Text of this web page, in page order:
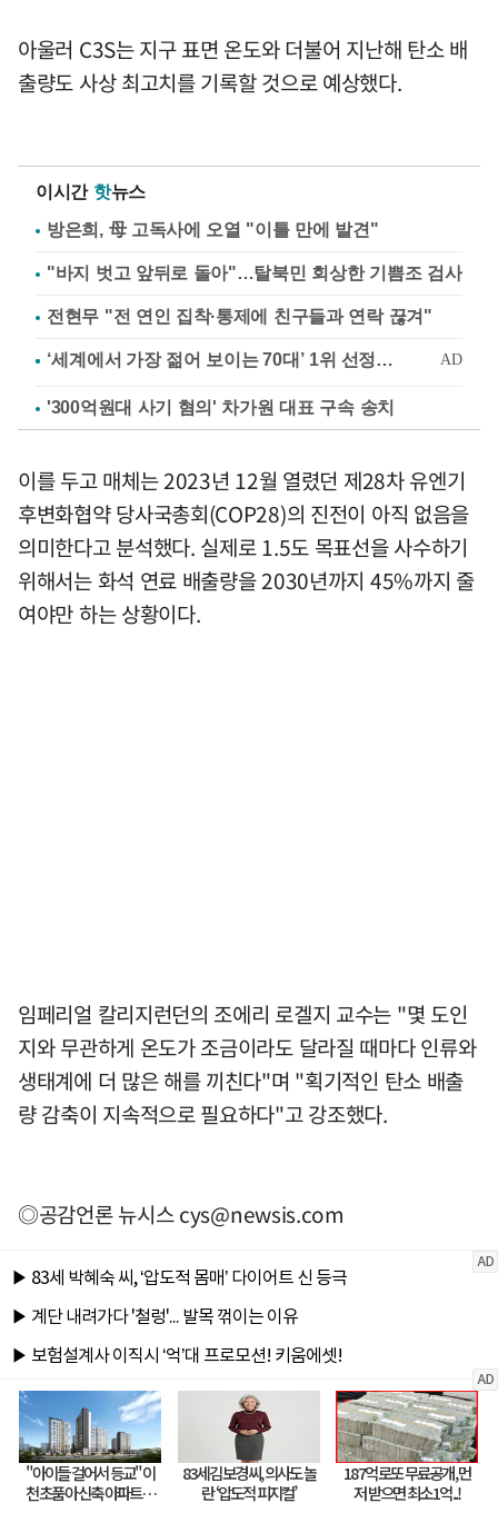
아울러 C3S는 지구 표면 온도와 더불어 지난해 탄소 배
출량도 사상 최고치를 기록할 것으로 예상했다.
이시간 핫뉴스
방은희, 母 고독사에 오열 "이틀 만에 발견"
"바지 벗고 앞뒤로 돌아"…탈북민 회상한 기쁨조 검사
전현무 "전 연인 집착·통제에 친구들과 연락 끊겨"
'300억원대 사기 혐의' 차가원 대표 구속 송치
이를 두고 매체는 2023년 12월 열렸던 제28차 유엔기
후변화협약 당사국총회(COP28)의 진전이 아직 없음을
의미한다고 분석했다. 실제로 1.5도 목표선을 사수하기
위해서는 화석 연료 배출량을 2030년까지 45%까지 줄
여야만 하는 상황이다.
임페리얼 칼리지런던의 조에리 로겔지 교수는 "몇 도인
지와 무관하게 온도가 조금이라도 달라질 때마다 인류와
생태계에 더 많은 해를 끼친다"며 "획기적인 탄소 배출
량 감축이 지속적으로 필요하다"고 강조했다.
◎공감언론 뉴시스cys@newsis.com